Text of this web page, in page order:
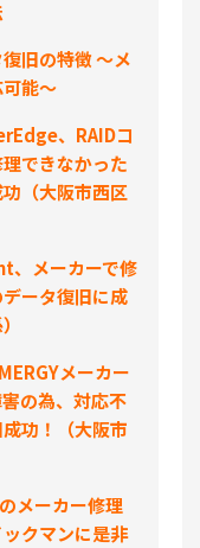
旧の特徴 ～メ
能～
、RAIDコ
できなかった
（大阪市西区
、メーカーで修
ータ復旧に成
メーカー
の為、対応不
功！（大阪市
メーカー修理
クマンに是非